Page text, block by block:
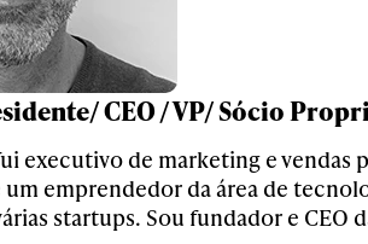
CEO / VP/ Sócio
executivo de marketing e vendas
emprendedor da área de
startups. Sou fundador e CEO